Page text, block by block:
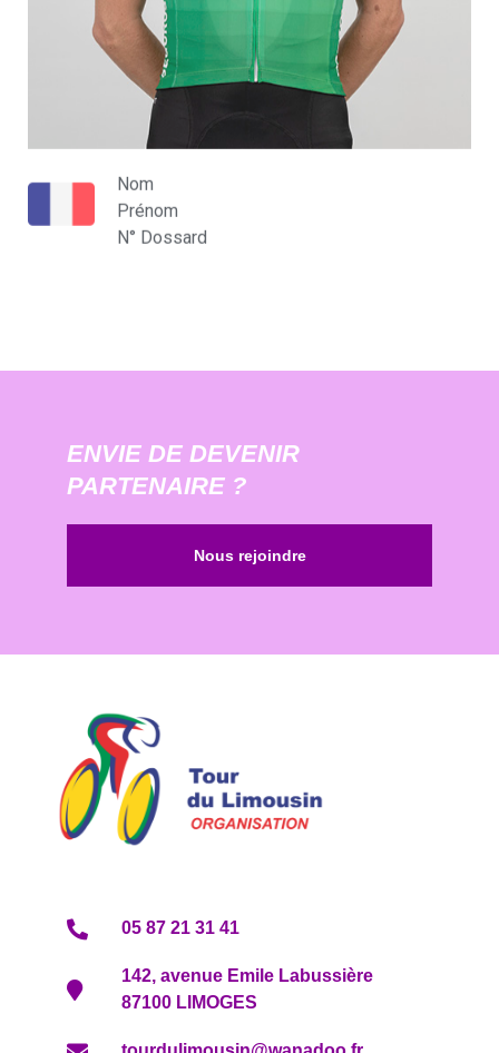
Nom
N° Dossard
ENVIE DE DEVENIR
PARTENAIRE ?
Nous rejoindre
05 87 21 31 41
142, avenue Emile Labussière
87100 LIMOGES